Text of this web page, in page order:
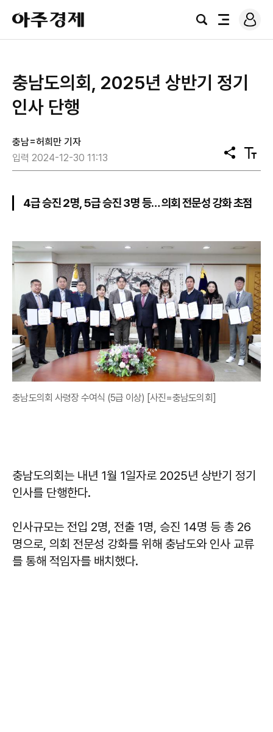
아
주
경
검
전
로
그
충남도의회, 2025년 상반기 정기
인사 단행
충남=허희만 기자
입력 2024-12-30 11:13
공
유
텍
스
기
4급 승진 2명, 5급 승진 3명 등… 의회 전문성 강화 초점
충남도의회 사령장 수여식 (5급 이상) [사진=충남도의회]
충남도의회는 내년 1월 1일자로 2025년 상반기 정기
인사를 단행한다.
인사규모는 전입 2명, 전출 1명, 승진 14명 등 총 26
명으로, 의회 전문성 강화를 위해 충남도와 인사 교류
를 통해 적임자를 배치했다.